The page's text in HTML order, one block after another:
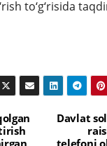
to‘g‘risida
Davlat